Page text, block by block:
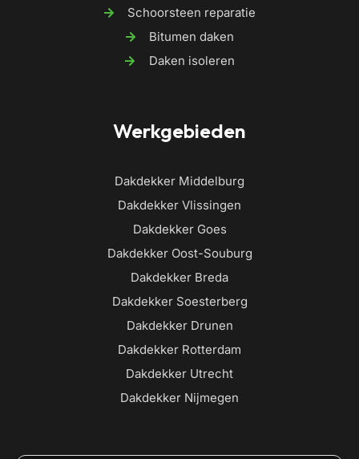
Schoorsteen reparatie
Bitumen daken
Daken isoleren
Werkgebieden
Dakdekker Middelburg
Dakdekker Vlissingen
Dakdekker Goes
Dakdekker Oost-Souburg
Dakdekker Breda
Dakdekker Soesterberg
Dakdekker Drunen
Dakdekker Rotterdam
Dakdekker Utrecht
Dakdekker Nijmegen